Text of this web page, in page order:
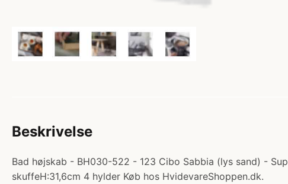
Beskrivelse
Bad højskab - BH030-522 - 123 Cibo Sabbia (lys sand) -
skuffeH:31,6cm 4 hylder Køb hos HvidevareShoppen.dk.